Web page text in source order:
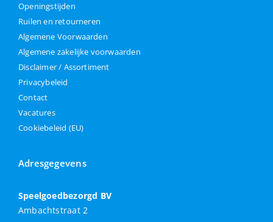
Openingstijden
Ruilen en retourneren
Algemene Voorwaarden
Algemene zakelijke voorwaarden
Disclaimer / Assortiment
Privacybeleid
Contact
Vacatures
Cookiebeleid (EU)
Adresgegevens
Speelgoedbezorgd BV
Ambachtstraat 2